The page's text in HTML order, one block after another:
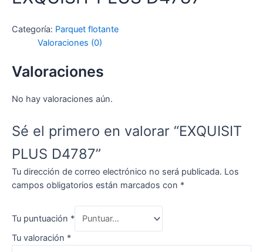
Categoría: Parquet flotante
Valoraciones (0)
Valoraciones
No hay valoraciones aún.
Sé el primero en valorar “EXQUISIT
PLUS D4787”
Tu dirección de correo electrónico no será publicada. Los
campos obligatorios están marcados con *
Tu puntuación *
Tu valoración *